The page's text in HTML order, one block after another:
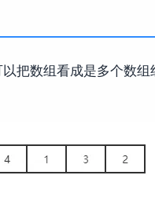
把数组看成是多个数